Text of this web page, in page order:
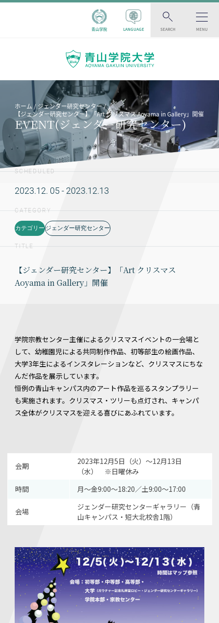
青山学院 LANGUAGE SEARCH MENU
ホーム
ジェンダー研究センター
【ジェンダー研究センター】「Art クリスマス Aoyama in Gallery」開催
EVENT(ジェンダー研究センター)
SCHEDULED
2023.12. 05 - 2023.12.13
CATEGORY
カテゴリー ジェンダー研究センター
TITLE
【ジェンダー研究センター】「Art クリスマス
Aoyama in Gallery」開催
学院宗教センター主催によるクリスマスイベントの一会場と
して、幼稚園児による共同制作作品、初等部生の絵画作品、
大学3年生によるインスタレーションなど、クリスマスにちな
んだ作品を展示しています。
恒例の青山キャンパス内のアート作品を巡るスタンプラリー
も実施されます。クリスマス・ツリーも点灯され、キャンパ
ス全体がクリスマスを迎える喜びにあふれています。
会期
2023年12月5日（火）〜12月13日
（水） ※日曜休み
時間
月〜金9:00〜18:20／土9:00〜17:00
会場
ジェンダー研究センターギャラリー（青
山キャンパス・短大北校舎1階）